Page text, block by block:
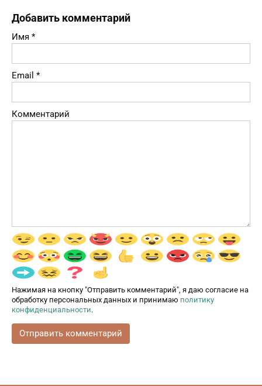
Добавить комментарий
Имя *
Email *
Комментарий
Нажимая на кнопку "Отправить комментарий", я даю согласие на
обработку персональных данных и принимаю политику
конфиденциальности.